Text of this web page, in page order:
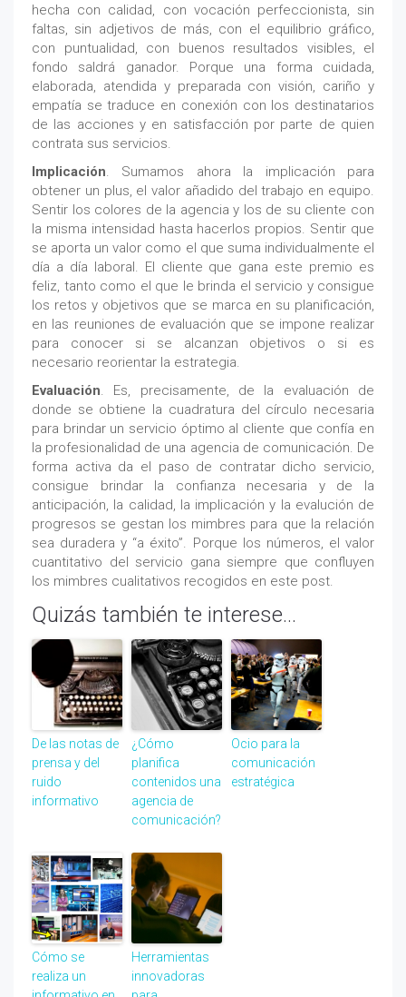
hecha con calidad, con vocación perfeccionista, sin
faltas, sin adjetivos de más, con el equilibrio gráfico,
con puntualidad, con buenos resultados visibles, el
fondo saldrá ganador. Porque una forma cuidada,
elaborada, atendida y preparada con visión, cariño y
empatía se traduce en conexión con los destinatarios
de las acciones y en satisfacción por parte de quien
contrata sus servicios.
Implicación. Sumamos ahora la implicación para
obtener un plus, el valor añadido del trabajo en equipo.
Sentir los colores de la agencia y los de su cliente con
la misma intensidad hasta hacerlos propios. Sentir que
se aporta un valor como el que suma individualmente el
día a día laboral. El cliente que gana este premio es
feliz, tanto como el que le brinda el servicio y consigue
los retos y objetivos que se marca en su planificación,
en las reuniones de evaluación que se impone realizar
para conocer si se alcanzan objetivos o si es
necesario reorientar la estrategia.
Evaluación. Es, precisamente, de la evaluación de
donde se obtiene la cuadratura del círculo necesaria
para brindar un servicio óptimo al cliente que confía en
la profesionalidad de una agencia de comunicación. De
forma activa da el paso de contratar dicho servicio,
consigue brindar la confianza necesaria y de la
anticipación, la calidad, la implicación y la evalución de
progresos se gestan los mimbres para que la relación
sea duradera y “a éxito”. Porque los números, el valor
cuantitativo del servicio gana siempre que confluyen
los mimbres cualitativos recogidos en este post.
Quizás también te interese...
De las notas de
prensa y del
ruido
informativo
¿Cómo
planifica
contenidos una
agencia de
comunicación?
Ocio para la
comunicación
estratégica
Cómo se
realiza un
Herramientas
innovadoras